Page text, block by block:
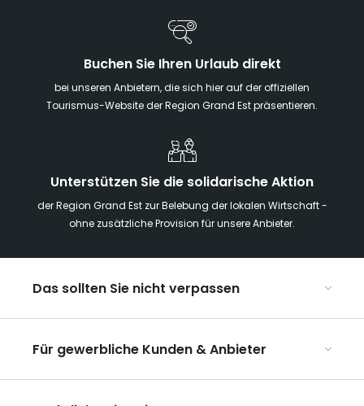
Buchen Sie Ihren Urlaub direkt
bei unseren Anbietern, die sich hier auf der offiziellen
Tourismus-Website der Region Grand Est präsentieren.
Unterstützen Sie die solidarische Aktion
der Region Grand Est zur Belebung der lokalen Wirtschaft -
ohne zusätzliche Provision für unsere Anbieter.
Das sollten Sie nicht verpassen
Die Weihnachtsmärkte im Grand Est
Ribeauvillé, zwischen Weinbergen und Bergen
Für gewerbliche Kunden & Anbieter